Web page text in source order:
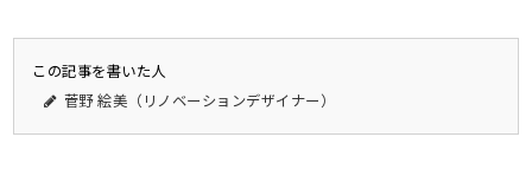
この記事を書いた人
菅野 絵美（リノベーションデザイナー）